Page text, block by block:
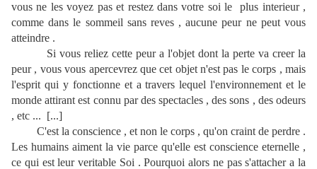
vous ne les voyez pas et restez dans votre soi le plus interieur ,
comme dans le sommeil sans reves , aucune peur ne peut vous
atteindre .
Si vous reliez cette peur a l'objet dont la perte va creer la
peur , vous vous apercevrez que cet objet n'est pas le corps , mais
l'esprit qui y fonctionne et a travers lequel l'environnement et le
monde attirant est connu par des spectacles , des sons , des odeurs
, etc ... [...]
C'est la conscience , et non le corps , qu'on craint de perdre .
Les humains aiment la vie parce qu'elle est conscience eternelle ,
ce qui est leur veritable Soi . Pourquoi alors ne pas s'attacher a la